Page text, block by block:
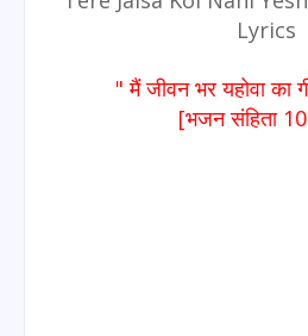
Lyrics
" मैं जीवन भर यहोवा का
[भजन संहिता